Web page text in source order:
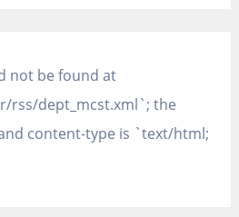
not be found at
rss/dept_mcst.xml`; the
content-type is `text/html;